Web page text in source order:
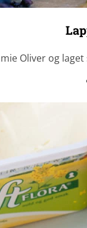
Oliver og